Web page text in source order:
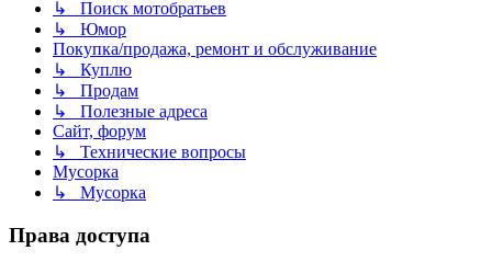
↳ Поиск мотобратьев
↳ Юмор
Покупка/продажа, ремонт и обслуживание
↳ Куплю
↳ Продам
↳ Полезные адреса
Сайт, форум
↳ Технические вопросы
Мусорка
↳ Мусорка
Права доступа